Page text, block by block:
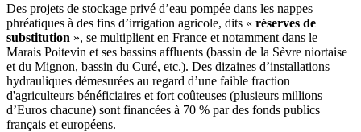
Des projets de stockage privé d’eau pompée dans les nappes
phréatiques à des fins d’irrigation agricole, dits « réserves de
substitution », se multiplient en France et notamment dans le
Marais Poitevin et ses bassins affluents (bassin de la Sèvre niortaise
et du Mignon, bassin du Curé, etc.). Des dizaines d’installations
hydrauliques démesurées au regard d’une faible fraction
d'agriculteurs bénéficiaires et fort coûteuses (plusieurs millions
d’Euros chacune) sont financées à 70 % par des fonds publics
français et européens.